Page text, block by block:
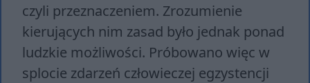
czyli przeznaczeniem. Zrozumienie
kierujących nim zasad było jednak ponad
ludzkie możliwości. Próbowano więc w
splocie zdarzeń człowieczej egzystencji